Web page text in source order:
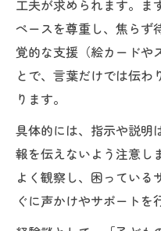
工夫が求められます。ま
ペースを尊重し、焦らず
覚的な支援（絵カードや
とで、言葉だけでは伝わ
ります。
具体的には、指示や説明
報を伝えないよう注意し
よく観察し、困っている
ぐに声かけやサポートを